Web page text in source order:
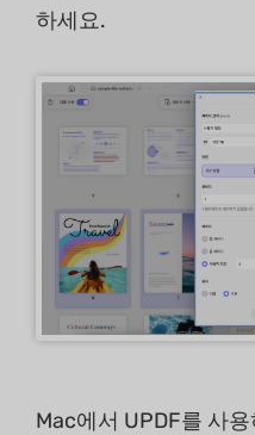
하세요.
Mac에서 UPDF를 사